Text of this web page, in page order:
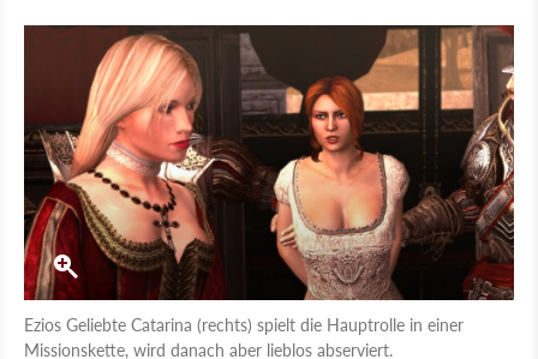
Ezios Geliebte Catarina (rechts) spielt die Hauptrolle in einer
Missionskette, wird danach aber lieblos abserviert.